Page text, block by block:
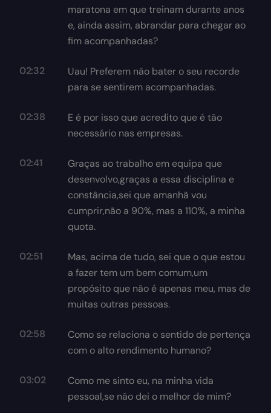
maratona em que treinam durante anos
e, ainda assim, abrandar para chegar ao
fim acompanhadas?
02:32
Uau! Preferem não bater o seu recorde
para se sentirem acompanhadas.
02:38
E é por isso que acredito que é tão
necessário nas empresas.
02:41
Graças ao trabalho em equipa que
desenvolvo,graças a essa disciplina e
constância,sei que amanhã vou
cumprir,não a 90%, mas a 110%, a minha
quota.
02:51
Mas, acima de tudo, sei que o que estou
a fazer tem um bem comum,um
propósito que não é apenas meu, mas de
muitas outras pessoas.
02:58
Como se relaciona o sentido de pertença
com o alto rendimento humano?
03:02
Como me sinto eu, na minha vida
pessoal,se não dei o melhor de mim?